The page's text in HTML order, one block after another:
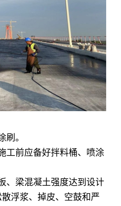
刷。
工前应备好拌料桶、喷涂
、梁混凝土强度达到设计
浮浆、掉皮、空鼓和严